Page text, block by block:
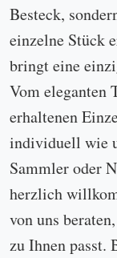
Besteck,
einzelne Stück
bringt eine
Vom eleganten
erhaltenen
individuell wie
Sammler oder
herzlich
von uns
zu Ihnen passt.